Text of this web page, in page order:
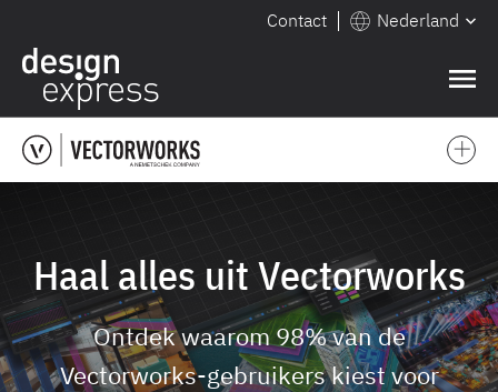
Contact Nederland
❌
Haal alles uit Vectorworks
Ontdek waarom 98% van de
Vectorworks-gebruikers kiest voor